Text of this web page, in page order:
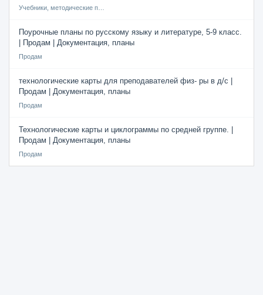
Поурочные планы по русскому языку и литературе, 5-9 класс.
| Продам | Документация, планы
Продам
технологические карты для преподавателей физ- ры в д/с |
Продам | Документация, планы
Продам
Технологические карты и циклограммы по средней группе. |
Продам | Документация, планы
Продам